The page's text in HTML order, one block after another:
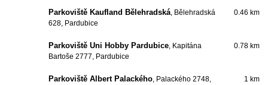
Parkoviště Kaufland Bělehradská, Bělehradská
628, Pardubice
0.46 km
Parkoviště Uni Hobby Pardubice, Kapitána
Bartoše 2777, Pardubice
0.78 km
Parkoviště Albert Palackého, Palackého 2748,
1 km